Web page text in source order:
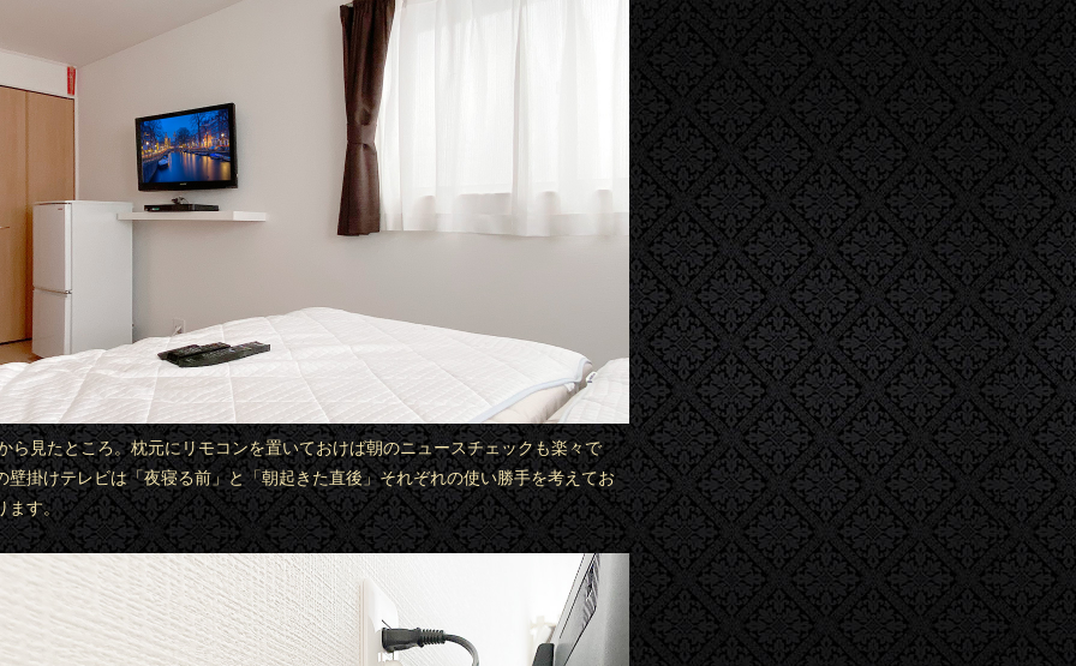
ら見たところ。枕元にリモコンを置いておけば朝のニュースチェックも楽々で
壁掛けテレビは「夜寝る前」と「朝起きた直後」それぞれの使い勝手を考えてお
ます。